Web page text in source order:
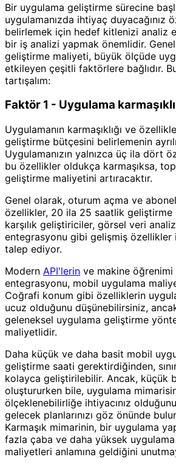
Bir uygulama geliştirme sürecine
uygulamanızda ihtiyaç duyacağınız
belirlemek için hedef kitlenizi analiz
bir iş analizi yapmak önemlidir.
geliştirme maliyeti, büyük ölçüde
etkileyen çeşitli faktörlere bağlıdır.
tartışalım:
Faktör 1 - Uygulama
Uygulamanın karmaşıklığı ve
geliştirme bütçesini belirlemenin
Uygulamanızın yalnızca üç ila dört
bu özellikler oldukça karmaşıksa,
geliştirme maliyetini artıracaktır.
Genel olarak, oturum açma ve
özellikler, 20 ila 25 saatlik geliştirme
karşılık geliştiriciler, görsel veri
entegrasyonu gibi gelişmiş özellikler
talep ediyor.
Modern API'lerin ve makine
entegrasyonu, mobil uygulama
Coğrafi konum gibi özelliklerin
ucuz olduğunu düşünebilirsiniz,
geleneksel uygulama geliştirme
maliyetlidir.
Daha küçük ve daha basit mobil
geliştirme saati gerektirdiğinden,
kolayca geliştirilebilir. Ancak, küçük
oluştururken bile, uygulama
ölçeklenebilirliğe ihtiyacınız
gelecek planlarınızı göz önünde
Karmaşık mimarinin, bir uygulama
fazla çaba ve daha yüksek
maliyetleri anlamına geldiğini